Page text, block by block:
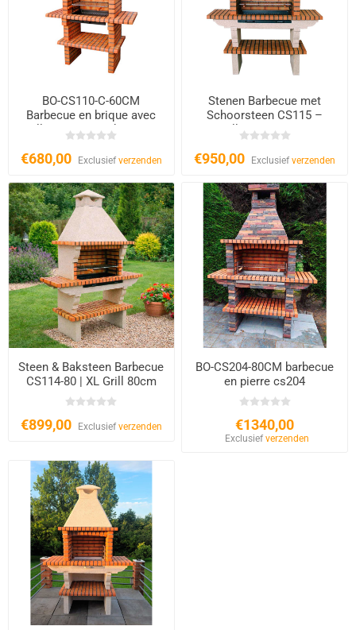
BO-CS110-C-60CM
Barbecue en brique avec
grill 60 110-c et cheminée
€680,00 Exclusief verzenden
Stenen Barbecue met
Schoorsteen CS115 –
Grillrooster 80 cm
€950,00 Exclusiefverzenden
Steen & Baksteen Barbecue
CS114-80 | XL Grill 80cm
€899,00 Exclusief verzenden
BO-CS204-80CM barbecue
en pierre cs204
€1340,00
Exclusief verzenden